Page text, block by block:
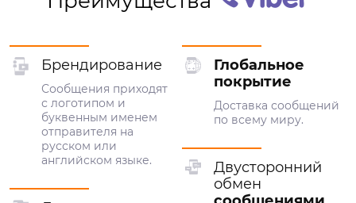
Брендирование
Сообщения приходят
с логотипом и
буквенным именем
отправителя на
русском или
английском языке.
Глобальное
покрытие
Доставка сообщений
по всему миру.
Двусторонний
обмен